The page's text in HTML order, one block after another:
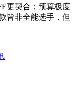
更契合；预算极度
皆非全能选手，但